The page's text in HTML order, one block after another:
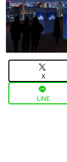
X
LINE